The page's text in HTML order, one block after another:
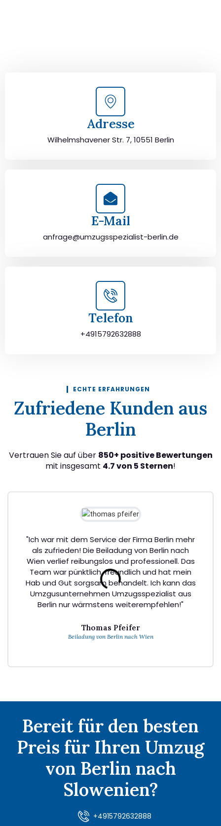
Adresse
Wilhelmshavener Str. 7, 10551 Berlin
E-Mail
anfrage@umzugsspezialist-berlin.de
Telefon
+4915792632888
ECHTE ERFAHRUNGEN
Zufriedene Kunden aus
Berlin
Vertrauen Sie auf über 850+ positive Bewertungen
mit insgesamt 4.7 von 5 Sternen!
"Ich war mit dem Service der Firma Berlin mehr
als zufrieden! Die Beiladung von Berlin nach
Wien verlief reibungslos und professionell. Das
Team war pünktlich, freundlich und hat mein
Hab und Gut sorgsam behandelt. Ich kann das
Umzgusunternehmen Umzugsspezialist aus
Berlin nur wärmstens weiterempfehlen!"
Thomas Pfeifer
Beiladung von Berlin nach Wien
Bereit für den besten
Preis für Ihren Umzug
von Berlin nach
Slowenien?
+4915792632888